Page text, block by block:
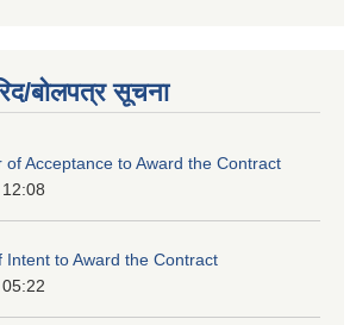
बोलपत्र सूचना
of Acceptance to Award the Contract
Intent to Award the Contract